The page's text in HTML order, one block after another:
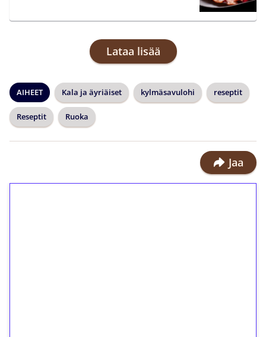
Lataa lisää
AIHEET Kala ja äyriäiset kylmäsavulohi reseptit
Reseptit Ruoka
Jaa